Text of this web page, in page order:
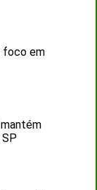
foco em